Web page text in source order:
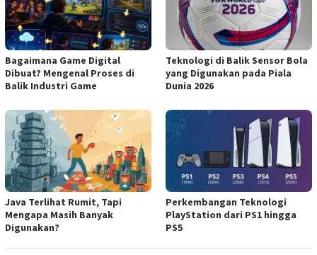
Bagaimana Game Digital
Dibuat? Mengenal Proses di
Balik Industri Game
Teknologi di Balik Sensor Bola
yang Digunakan pada Piala
Dunia 2026
Java Terlihat Rumit, Tapi
Mengapa Masih Banyak
Digunakan?
Perkembangan Teknologi
PlayStation dari PS1 hingga
PS5